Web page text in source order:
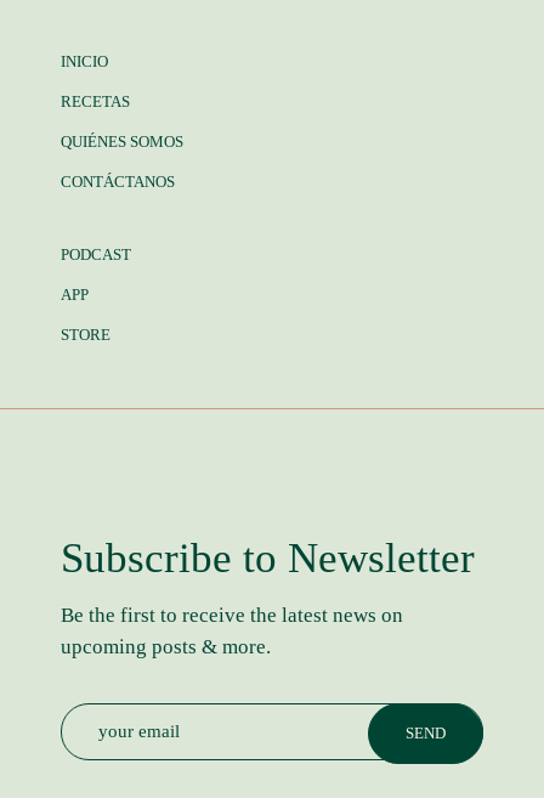
INICIO
RECETAS
QUIÉNES SOMOS
CONTÁCTANOS
PODCAST
APP
STORE
Subscribe to Newsletter
Be the first to receive the latest news on
upcoming posts & more.